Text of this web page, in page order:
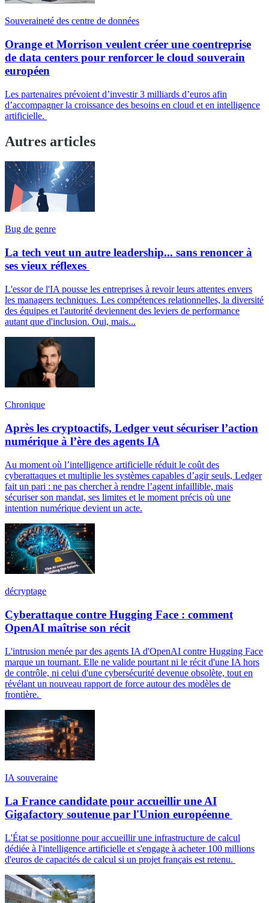
Souveraineté des centre de données
Orange et Morrison veulent créer une coentreprise
de data centers pour renforcer le cloud souverain
européen
Les partenaires prévoient d’investir 3 milliards d’euros afin
d’accompagner la croissance des besoins en cloud et en intelligence
artificielle.
Autres articles
Bug de genre
La tech veut un autre leadership... sans renoncer à
ses vieux réflexes
L'essor de l'IA pousse les entreprises à revoir leurs attentes envers
les managers techniques. Les compétences relationnelles, la diversité
des équipes et l'autorité deviennent des leviers de performance
autant que d'inclusion. Oui, mais...
Chronique
Après les cryptoactifs, Ledger veut sécuriser l’action
numérique à l’ère des agents IA
Au moment où l’intelligence artificielle réduit le coût des
cyberattaques et multiplie les systèmes capables d’agir seuls, Ledger
fait un pari : ne pas chercher à rendre l’agent infaillible, mais
sécuriser son mandat, ses limites et le moment précis où une
intention numérique devient un acte.
décryptage
Cyberattaque contre Hugging Face : comment
OpenAI maîtrise son récit
L'intrusion menée par des agents IA d'OpenAI contre Hugging Face
marque un tournant. Elle ne valide pourtant ni le récit d'une IA hors
de contrôle, ni celui d'une cybersécurité devenue obsolète, tout en
révélant un nouveau rapport de force autour des modèles de
frontière.
IA souveraine
La France candidate pour accueillir une AI
Gigafactory soutenue par l'Union européenne
L'État se positionne pour accueillir une infrastructure de calcul
dédiée à l'intelligence artificielle et s'engage à acheter 100 millions
d'euros de capacités de calcul si un projet français est retenu.